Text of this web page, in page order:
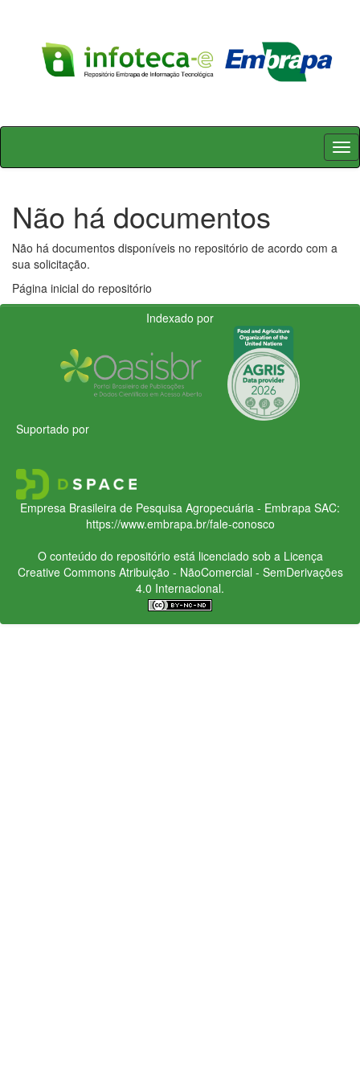
Skip
Não há documentos
Não há documentos disponíveis no repositório de acordo com a
sua solicitação.
Página inicial do repositório
Indexado por
Suportado por
Empresa Brasileira de Pesquisa Agropecuária - Embrapa SAC:
https://www.embrapa.br/fale-conosco
O conteúdo do repositório está licenciado sob a Licença
Creative CommonsAtribuição - NãoComercial - SemDerivações
4.0 Internacional.